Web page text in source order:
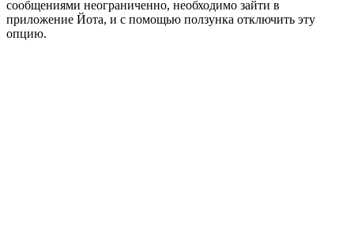
сообщениями неограниченно, необходимо зайти в
приложение Йота, и с помощью ползунка отключить эту
опцию.